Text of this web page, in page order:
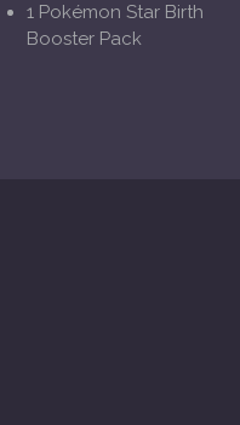
1 Pokémon Star Birth
Booster Pack